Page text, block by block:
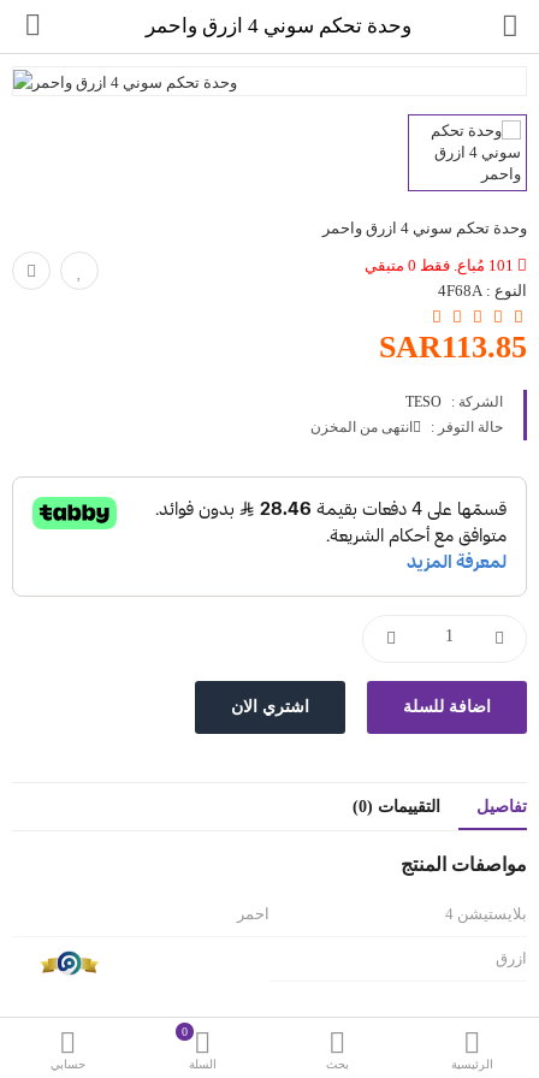
العروض
المنزل
العناية الشخصية
العاب
حقائب
اكسسوارات
العروض
مقارنة
الرئيسية بحث
0
السلة حسابي
وحدة تحكم سوني 4 ازرق واحمر
وحدة تحكم سوني 4 ازرق واحمر
النوع : 4F68A
SAR113.85
الشركة :
TESO
حالة التوفر :
انتهى من المخزن
تفاصيل التقييمات (0)
مواصفات المنتج
بلايستيشن 4 احمر
ازرق
وصف المنتج